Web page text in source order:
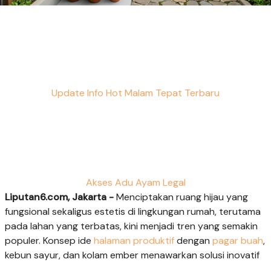
Update Info Hot Malam Tepat Terbaru
Akses Adu Ayam Legal
Liputan6.com, Jakarta -Menciptakan ruang hijau yang
fungsional sekaligus estetis di lingkungan rumah, terutama
pada lahan yang terbatas, kini menjadi tren yang semakin
populer. Konsep ide halaman produktifdengan pagar buah,
kebun sayur, dan kolam ember menawarkan solusi inovatif